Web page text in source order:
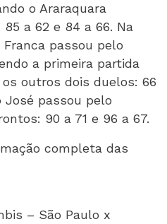
o Araraquara
a 62 e 84 a 66. Na
passou pelo
a primeira partida
outros dois duelos: 66
José passou pelo
90 a 71 e 96 a 67.
completa das
– São Paulo x